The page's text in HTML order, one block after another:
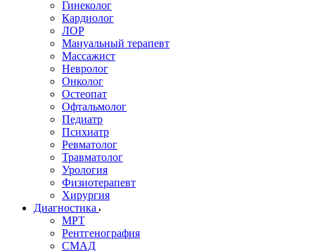
Гинеколог
Кардиолог
ЛОР
Мануальный терапевт
Массажист
Невролог
Онколог
Остеопат
Офтальмолог
Педиатр
Психиатр
Ревматолог
Травматолог
Урология
Физиотерапевт
Хирургия
Диагностика
МРТ
Рентгенография
СМАД